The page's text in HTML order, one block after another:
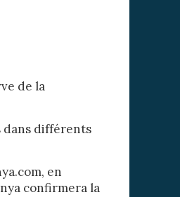
de la
dans différents
en
confirmera la